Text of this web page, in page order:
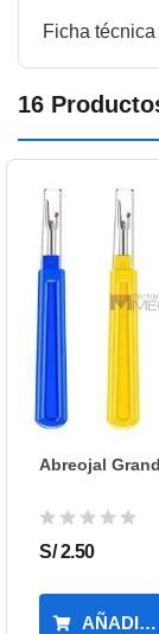
MARCA:
Ficha técnica
Referencia:
16
Abreojal
S/ 2.50
AÑADIR